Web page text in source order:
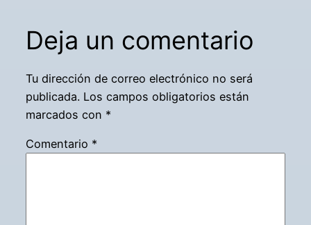
Deja un comentario
Tu dirección de correo electrónico no será
publicada. Los campos obligatorios están
marcados con *
Comentario *